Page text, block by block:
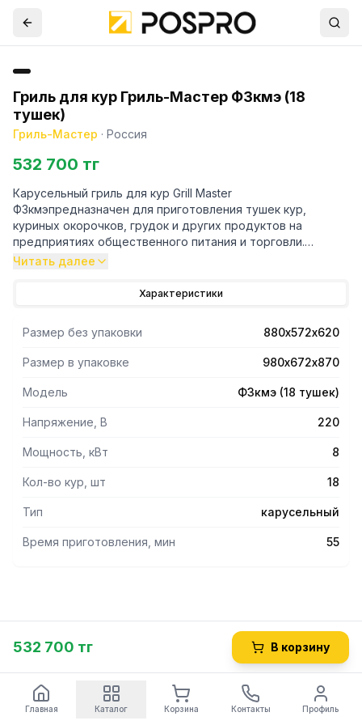
Гриль для кур Гриль-Мастер Ф3кмэ (18
тушек)
Гриль-Мастер · Россия
532 700 тг
Карусельный гриль для кур Grill Master
Ф3кмэпредназначен для приготовления тушек кур,
куриных окорочков, грудок и других продуктов на
предприятиях общественного питания и торговли.
- Оборудование выполнено из нержавеющей стали,
- Время приготовления: 50 мин.
Читать далее
Характеристики
Размер без упаковки 880х572х620
Размер в упаковке 980х672х870
Модель Ф3кмэ (18 тушек)
Напряжение, В 220
Мощность, кВт 8
Кол-во кур, шт 18
Тип карусельный
Время приготовления, мин 55
532 700 тг В корзину
Главная Каталог Корзина Контакты Профиль